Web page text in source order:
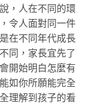
，人在不同的環
令人面對同一件
在不同年代成長
同，家長宜先了
開始明白怎麼有
如你所願能完全
理解到孩子的看